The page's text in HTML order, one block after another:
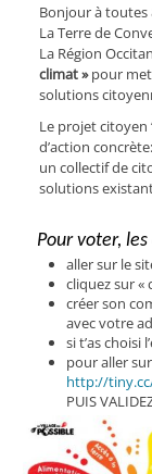
Bonjour à toutes
La Terre de
La Région
climat »pour
solutions
Le projet citoyen
d’action concrète:
un collectif de
solutions
Pour voter,
aller sur le
cliquez sur «
créer son
avec votre
si t’as choisi
pour aller
http://
PUIS